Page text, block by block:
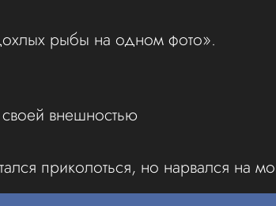
рыбы на одном фото».
внешностью
приколоться, но нарвался на